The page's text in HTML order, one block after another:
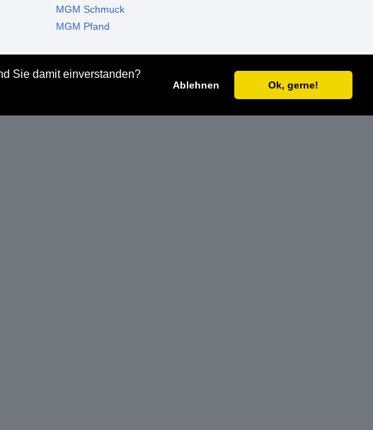
Sie damit einverstanden?
Ablehnen Ok, gerne!
MGM Schmuck
MGM Pfand